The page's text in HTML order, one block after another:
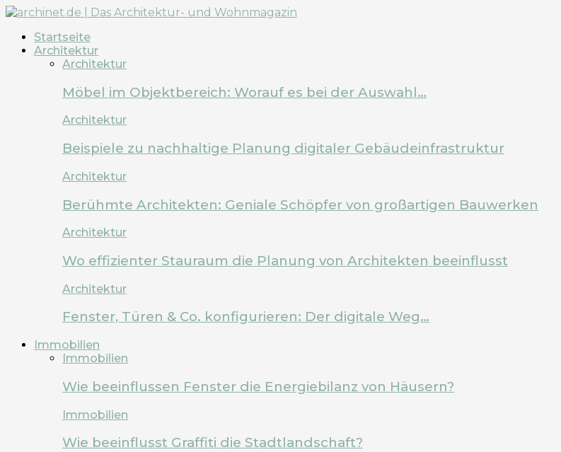
Startseite
Architektur
Architektur
Möbel im Objektbereich: Worauf es bei der Auswahl…
Architektur
Beispiele zu nachhaltige Planung digitaler Gebäudeinfrastruktur
Architektur
Berühmte Architekten: Geniale Schöpfer von großartigen Bauwerken
Architektur
Wo effizienter Stauraum die Planung von Architekten beeinflusst
Architektur
Fenster, Türen & Co. konfigurieren: Der digitale Weg…
Immobilien
Immobilien
Wie beeinflussen Fenster die Energiebilanz von Häusern?
Immobilien
Wie beeinflusst Graffiti die Stadtlandschaft?